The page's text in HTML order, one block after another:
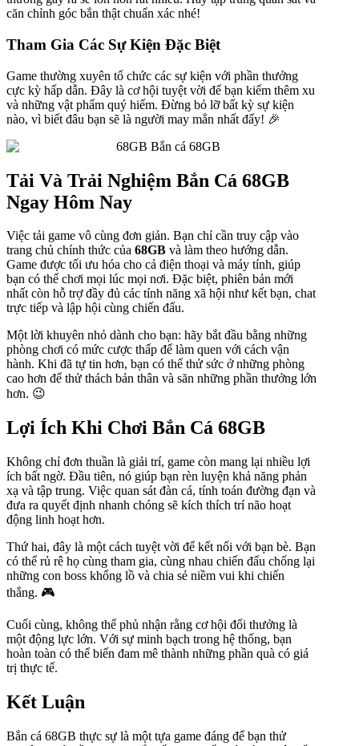
căn chỉnh góc bắn thật chuẩn xác nhé!
Tham Gia Các Sự Kiện Đặc Biệt
Game thường xuyên tổ chức các sự kiện với phần thưởng
cực kỳ hấp dẫn. Đây là cơ hội tuyệt vời để bạn kiếm thêm xu
và những vật phẩm quý hiếm. Đừng bỏ lỡ bất kỳ sự kiện
nào, vì biết đâu bạn sẽ là người may mắn nhất đấy! 🎉
Tải Và Trải Nghiệm Bắn Cá 68GB
Ngay Hôm Nay
Việc tải game vô cùng đơn giản. Bạn chỉ cần truy cập vào
trang chủ chính thức của 68GB và làm theo hướng dẫn.
Game được tối ưu hóa cho cả điện thoại và máy tính, giúp
bạn có thể chơi mọi lúc mọi nơi. Đặc biệt, phiên bản mới
nhất còn hỗ trợ đầy đủ các tính năng xã hội như kết bạn, chat
trực tiếp và lập hội cùng chiến đấu.
Một lời khuyên nhỏ dành cho bạn: hãy bắt đầu bằng những
phòng chơi có mức cược thấp để làm quen với cách vận
hành. Khi đã tự tin hơn, bạn có thể thử sức ở những phòng
cao hơn để thử thách bản thân và săn những phần thưởng lớn
hơn. 😉
Lợi Ích Khi Chơi Bắn Cá 68GB
Không chỉ đơn thuần là giải trí, game còn mang lại nhiều lợi
ích bất ngờ. Đầu tiên, nó giúp bạn rèn luyện khả năng phản
xạ và tập trung. Việc quan sát đàn cá, tính toán đường đạn và
đưa ra quyết định nhanh chóng sẽ kích thích trí não hoạt
động linh hoạt hơn.
Thứ hai, đây là một cách tuyệt vời để kết nối với bạn bè. Bạn
có thể rủ rê họ cùng tham gia, cùng nhau chiến đấu chống lại
những con boss khổng lồ và chia sẻ niềm vui khi chiến
thắng. 🎮
Cuối cùng, không thể phủ nhận rằng cơ hội đổi thưởng là
một động lực lớn. Với sự minh bạch trong hệ thống, bạn
hoàn toàn có thể biến đam mê thành những phần quà có giá
trị thực tế.
Kết Luận
Bắn cá 68GB thực sự là một tựa game đáng để bạn thử